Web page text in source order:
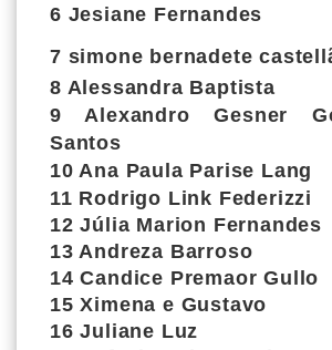
6 Jesiane Fernandes
7 simone bernadete
8 Alessandra Baptista
9 Alexandro Gesner
Santos
10 Ana Paula Parise Lang
11 Rodrigo Link Federizzi
12 Júlia Marion Fernandes
13 Andreza Barroso
14 Candice Premaor Gullo
15 Ximena e Gustavo
16 Juliane Luz